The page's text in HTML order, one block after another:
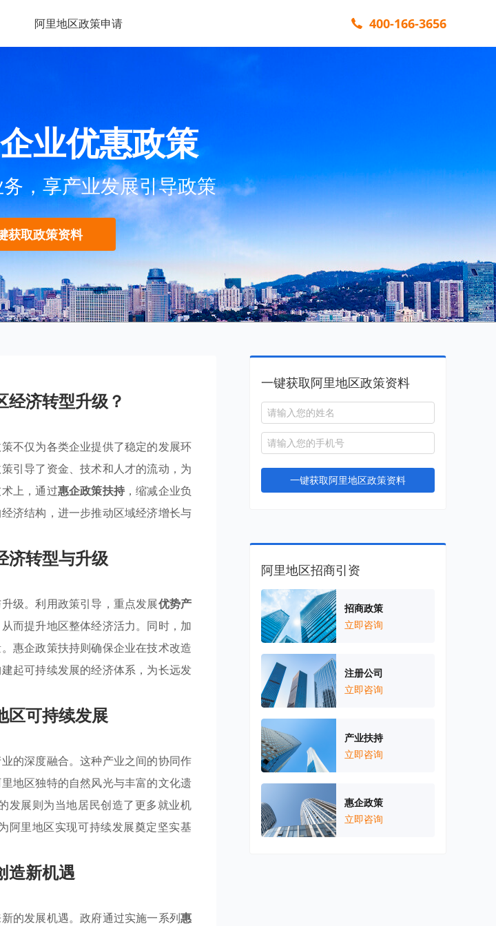
阿里地区政策申请 400-166-3656
业优惠政策
，享产业发展引导政策
获取政策资料
济转型升级？
不仅为各类企业提供了稳定的发展环
引导了资金、技术和人才的流动，为
上，通过惠企政策扶持，缩减企业负
济结构，进一步推动区域经济增长与
济转型与升级
级。利用政策引导，重点发展优势产
而提升地区整体经济活力。同时，加
惠企政策扶持则确保企业在技术改造
起可持续发展的经济体系，为长远发
区可持续发展
的深度融合。这种产业之间的协同作
地区独特的自然风光与丰富的文化遗
发展则为当地居民创造了更多就业机
阿里地区实现可持续发展奠定坚实基
造新机遇
的发展机遇。政府通过实施一系列惠
一键获取阿里地区政策资料
一键获取阿里地区政策资料
阿里地区招商引资
招商政策
立即咨询
注册公司
立即咨询
产业扶持
立即咨询
惠企政策
立即咨询